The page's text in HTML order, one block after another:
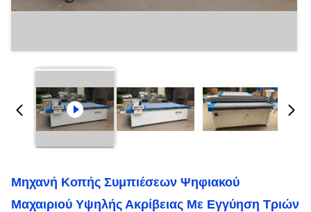
Μηχανή Κοπής Συμπιέσεων Ψηφιακού
Μαχαιριού Υψηλής Ακρίβειας Με Εγγύηση Τριών